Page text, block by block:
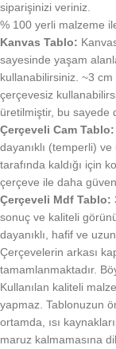
siparişinizi veriniz.
% 100 yerli malzeme
Kanvas Tablo:
sayesinde yaşam
kullanabilirsiniz. ~3 cm
çerçevesiz
üretilmiştir, bu sayede
Çerçeveli Cam Tablo:
dayanıklı (temperli)
tarafında kaldığı için
çerçeve ile daha
Çerçeveli Mdf Tablo:
sonuç ve kaliteli
dayanıklı, hafif ve
Çerçevelerin arkası
tamamlanmaktadır.
Kullanılan kaliteli
yapmaz. Tablonuzun
ortamda, ısı
maruz kalmamasına